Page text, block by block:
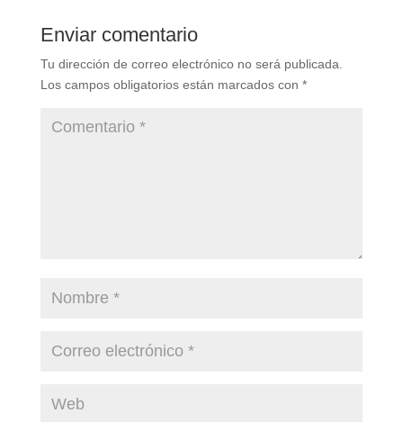
Enviar comentario
Tu dirección de correo electrónico no será publicada.
Los campos obligatorios están marcados con *